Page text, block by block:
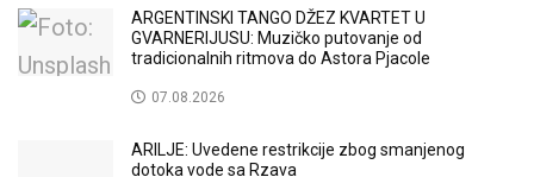
ARGENTINSKI TANGO DŽEZ KVARTET U
GVARNERIJUSU: Muzičko putovanje od
tradicionalnih ritmova do Astora Pjacole
07.08.2026
ARILJE: Uvedene restrikcije zbog smanjenog
dotoka vode sa Rzava